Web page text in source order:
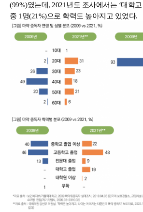
(99%)였는데, 2021년도 조사에서는 ‘대학
중 1명(21%)으로 학력도 높아지고 있었다.